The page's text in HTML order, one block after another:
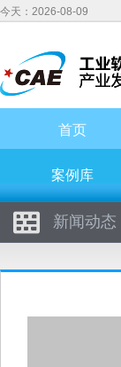
今天：2026-08-09
首页
案例库
新闻动态